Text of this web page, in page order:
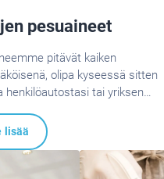
pesuaineet
pitävät kaiken
olipa kyseessä sitten
henkilöautostasi tai yriksen
lisää